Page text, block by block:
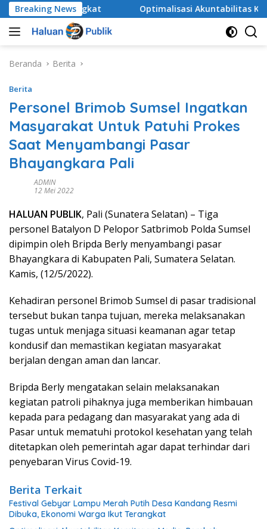
Langsung
ke
konten
Breaking News
Ikut Terangkat ​Optimalisasi Akuntabilitas
Beranda Berita
Berita
Personel Brimob Sumsel Ingatkan
Masyarakat Untuk Patuhi Prokes
Saat Menyambangi Pasar
Bhayangkara Pali
ADMIN
12 Mei 2022
HALUAN PUBLIK, Pali (Sunatera Selatan) – Tiga
personel Batalyon D Pelopor Satbrimob Polda Sumsel
dipimpin oleh Bripda Berly menyambangi pasar
Bhayangkara di Kabupaten Pali, Sumatera Selatan.
Kamis, (12/5/2022).
Kehadiran personel Brimob Sumsel di pasar tradisional
tersebut bukan tanpa tujuan, mereka melaksanakan
tugas untuk menjaga situasi keamanan agar tetap
kondusif dan memastikan kegiatan masyarakat
berjalan dengan aman dan lancar.
Bripda Berly mengatakan selain melaksanakan
kegiatan patroli pihaknya juga memberikan himbauan
kepada para pedagang dan masyarakat yang ada di
Pasar untuk mematuhi protokol kesehatan yang telah
ditetapkan oleh pemerintah agar dapat terhindar dari
penyebaran Virus Covid-19.
Berita Terkait
Festival Gebyar Lampu Merah Putih Desa Kandang Resmi
Dibuka, Ekonomi Warga Ikut Terangkat